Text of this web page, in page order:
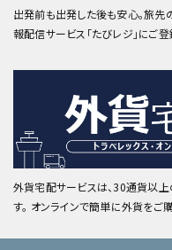
出発前も出発した後も安心。旅
報配信サービス「たびレジ」にご登
外貨宅配サービスは、30通貨以
す。 オンラインで簡単に外貨をご